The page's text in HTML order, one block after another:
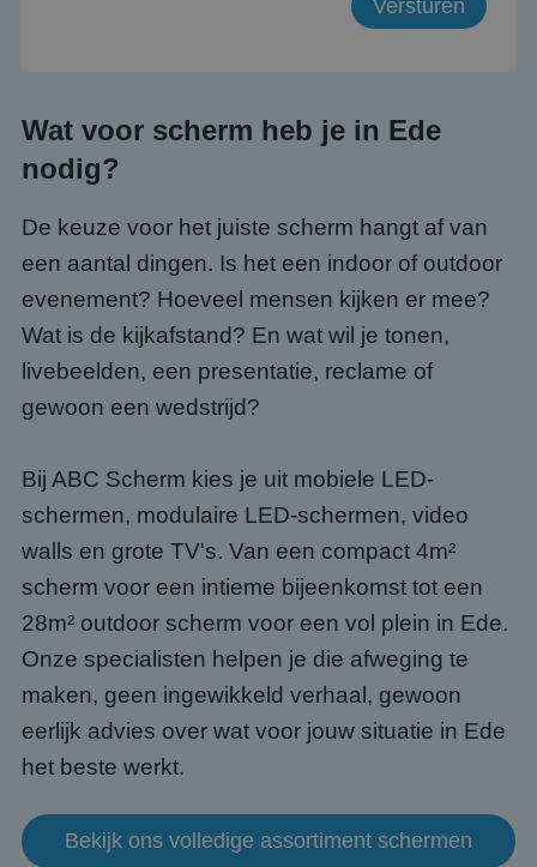
Wat voor scherm heb je in Ede
nodig?
De keuze voor het juiste scherm hangt af van
een aantal dingen. Is het een indoor of outdoor
evenement? Hoeveel mensen kijken er mee?
Wat is de kijkafstand? En wat wil je tonen,
livebeelden, een presentatie, reclame of
gewoon een wedstrijd?
Bij ABC Scherm kies je uit mobiele LED-
schermen, modulaire LED-schermen, video
walls en grote TV's. Van een compact 4m²
scherm voor een intieme bijeenkomst tot een
28m² outdoor scherm voor een vol plein in Ede.
Onze specialisten helpen je die afweging te
maken, geen ingewikkeld verhaal, gewoon
eerlijk advies over wat voor jouw situatie in Ede
het beste werkt.
Bekijk ons volledige assortiment schermen